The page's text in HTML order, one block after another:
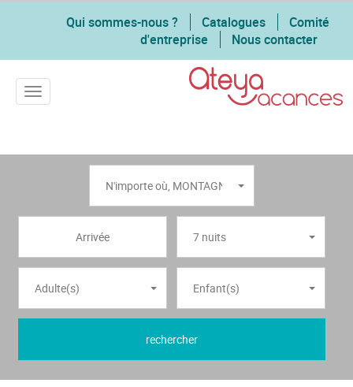
Qui sommes-nous ? Catalogues
Comité
d'entreprise
Nous contacter
Toggle navigation
N'importe où, MONTAGNE
7 nuits
Adulte(s) Enfant(s)
rechercher